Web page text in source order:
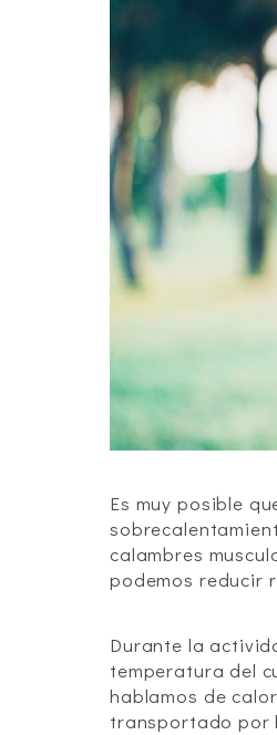
Es muy posible
calambres
podemos reducir
Durante la
temperatura del
hablamos de
transportado por